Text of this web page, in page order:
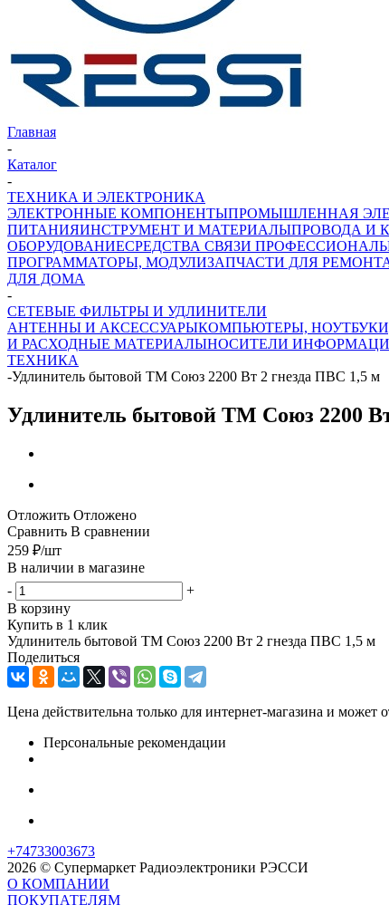
Главная
-
Каталог
-
ТЕХНИКА И ЭЛЕКТРОНИКА
ЭЛЕКТРОННЫЕ КОМПОНЕНТЫПРОМЫШЛЕННАЯ
ПИТАНИЯИНСТРУМЕНТ И МАТЕРИАЛЫПРОВОДА И
ОБОРУДОВАНИЕСРЕДСТВА СВЯЗИ
ПРОГРАММАТОРЫ, МОДУЛИЗАПЧАСТИ ДЛЯ
ДЛЯ ДОМА
-
СЕТЕВЫЕ ФИЛЬТРЫ И УДЛИНИТЕЛИ
АНТЕННЫ И АКСЕССУАРЫКОМПЬЮТЕРЫ,
И РАСХОДНЫЕ МАТЕРИАЛЫНОСИТЕЛИ
ТЕХНИКА
-Удлинитель бытовой ТМ Союз 2200 Вт 2 гнезда ПВС 1,5 м
Удлинитель бытовой ТМ Союз 2200
Отложить Отложено
Сравнить В сравнении
259 ₽/шт
В наличии в магазине
-
+
В корзину
Купить в 1 клик
Удлинитель бытовой ТМ Союз 2200 Вт 2 гнезда ПВС 1,5 м
Поделиться
Цена действительна только для интернет-магазина и может
Персональные рекомендации
+74733003673
2026 © Супермаркет Радиоэлектроники РЭССИ
О КОМПАНИИ
ПОКУПАТЕЛЯМ